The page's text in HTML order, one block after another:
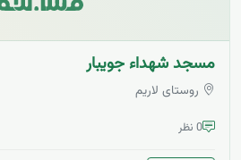
مسجد شهداء جویبار
روستای لاریم
0 نظر